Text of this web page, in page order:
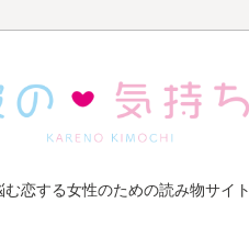
む恋する女性のための読み物サイト